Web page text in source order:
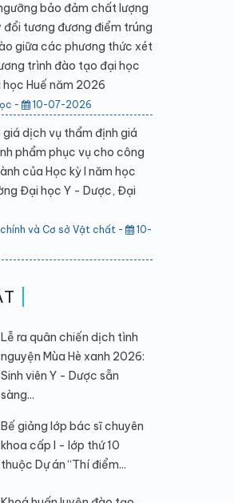
bảo đảm chất lượng
đổi tương đương điểm trúng
giữa các phương thức xét
trình đào tạo đại học
Huế năm 2026
- 10-07-2026
dịch vụ thẩm định giá
phẩm phục vụ cho công
của Học kỳ I năm học
Đại học Y - Dược, Đại
và Cơ sở Vật chất -
10-
Lễ ra quân chiến dịch tình
nguyện Mùa Hè xanh 2026:
Sinh viên Y - Dược sẵn
sàng...
Bế giảng lớp bác sĩ chuyên
khoa cấp I - lớp thứ 10
thuộc Dự án “Thí điểm...